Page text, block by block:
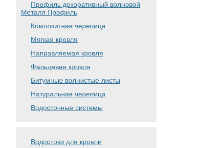
Профиль декоративный волновой
Металл Профиль
Композитная черепица
Мягкая кровля
Направляемая кровля
Фальцевая кровля
Битумные волнистые листы
Натуральная черепица
Водосточные системы
Водостоки для кровли